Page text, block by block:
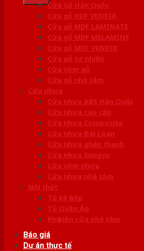
Cửa Gỗ Hàn Quốc
Cửa gỗ HDF VENEER
Cửa gỗ MDF LAMINATE
Cửa gỗ MDF MELAMINE
Cửa gỗ MDF VENEER
Cửa gỗ tự nhiên
Cửa vòm gỗ
Cửa gỗ nhà tắm
Cửa nhựa
Cửa nhựa ABS Hàn Quốc
Cửa nhựa cao cấp
Cửa nhựa Composite
Cửa nhựa Đài Loan
Cửa nhựa ghép thanh
Cửa nhựa Sungyu
Cửa vòm nhựa
Cửa nhựa nhà tắm
Nội thất
Tủ Kệ Bếp
Tủ Quần Áo
Phụ kiện cửa nhà tắm
Báo giá
Dự án thực tế